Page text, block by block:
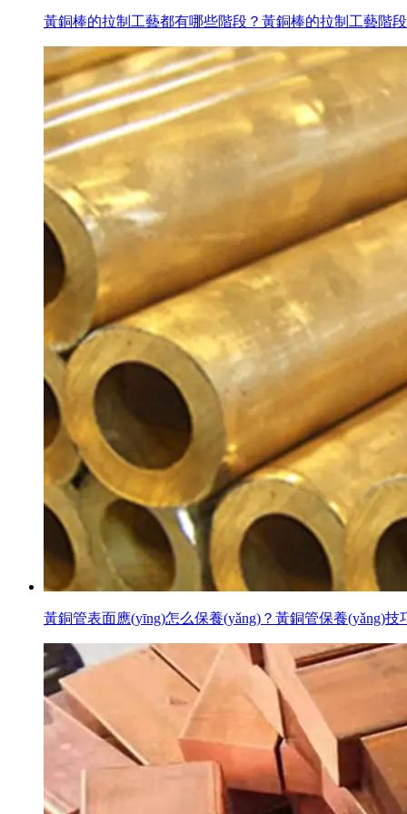
黃銅棒的拉制工藝都有哪些階段？黃銅棒的拉制工藝階段
黃銅管表面應(yīng)怎么保養(yǎng)？黃銅管保養(yǎng)技巧